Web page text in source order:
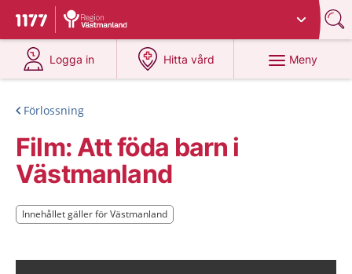
Till startsidan för 1177
Du har valt region
Logga in
på 1177.se
Hitta vård
på 1177.se
Meny
Förlossning
Film: Att föda barn i
Västmanland
Innehållet gäller för Västmanland
Innehållet gäller för Västmanland